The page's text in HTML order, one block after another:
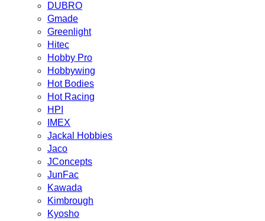
DUBRO
Gmade
Greenlight
Hitec
Hobby Pro
Hobbywing
Hot Bodies
Hot Racing
HPI
IMEX
Jackal Hobbies
Jaco
JConcepts
JunFac
Kawada
Kimbrough
Kyosho